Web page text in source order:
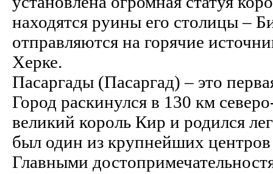
находятся руины его столицы –
отправляются на горячие
Херке.
Пасаргады (Пасаргад) – это
Город раскинулся в 130 км
великий король Кир и родился
был один из крупнейших центров
Главными